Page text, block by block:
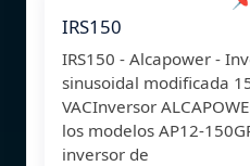
IRS150
IRS150 - Alcapower -
sinusoidal modificada
VACInversor
los modelos AP12-
inversor de